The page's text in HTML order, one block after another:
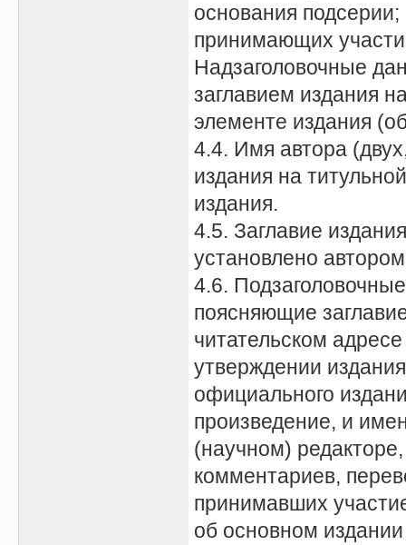
основания
принимающих
Надзаголовочные
заглавием издания
элементе издания
4.4. Имя автора
издания на
издания.
4.5. Заглавие
установлено
4.6.
поясняющие
читательском
утверждении
официального
произведение, и
(научном)
комментариев,
принимавших
об основном